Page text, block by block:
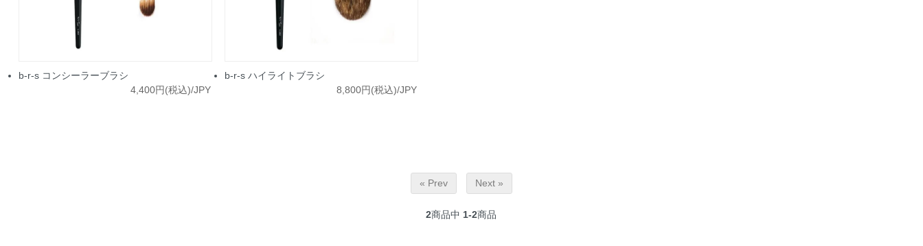
b-r-s コンシーラーブラシ
4,400円(税込)/JPY
b-r-s ハイライトブラシ
8,800円(税込)/JPY
« Prev Next »
2商品中 1-2商品